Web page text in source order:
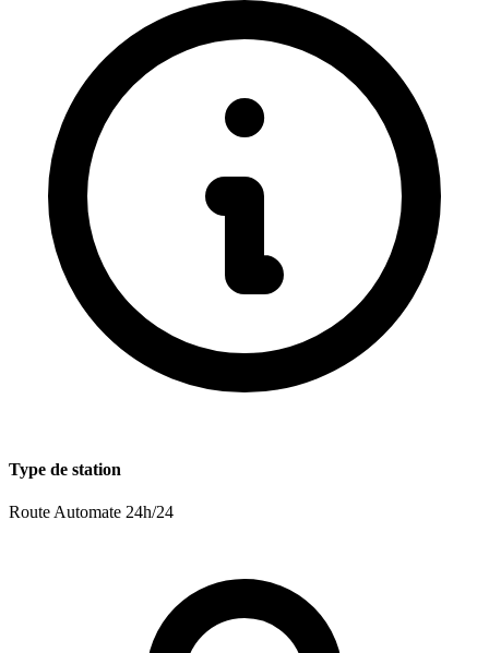
Type de station
Route Automate 24h/24